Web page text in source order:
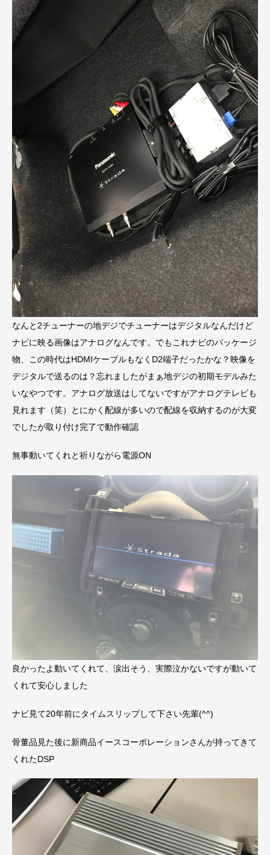
なんと2チューナーの地デジでチューナーはデジタルなんだけど
ナビに映る画像はアナログなんです。でもこれナビのパッケージ
物、この時代はHDMIケーブルもなくD2端子だったかな？映像を
デジタルで送るのは？忘れましたがまぁ地デジの初期モデルみた
いなやつです。アナログ放送はしてないですがアナログテレビも
見れます（笑）とにかく配線が多いので配線を収納するのが大変
でしたが取り付け完了で動作確認
無事動いてくれと祈りながら電源ON
良かったよ動いてくれて、涙出そう、実際泣かないですが動いて
くれて安心しました
ナビ見て20年前にタイムスリップして下さい先輩(^^)
骨董品見た後に新商品イースコーポレーションさんが持ってきて
くれたDSP